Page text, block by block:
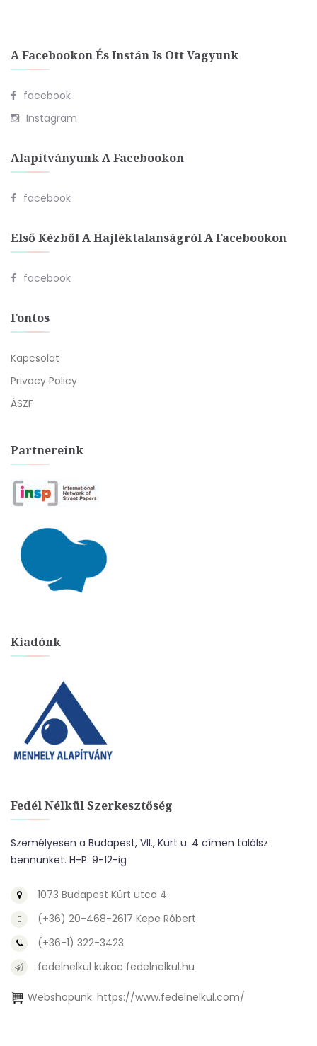
A Facebookon És Instán Is Ott Vagyunk
facebook
Instagram
Alapítványunk A Facebookon
facebook
Első Kézből A Hajléktalanságról A Facebookon
facebook
Fontos
Kapcsolat
Privacy Policy
ÁSZF
Partnereink
Kiadónk
Fedél Nélkül Szerkesztőség
Személyesen a Budapest, VII., Kürt u. 4 címen találsz
bennünket. H-P: 9-12-ig
1073 Budapest Kürt utca 4.
(+36) 20-468-2617 Kepe Róbert
(+36-1) 322-3423
fedelnelkul kukac fedelnelkul.hu
Webshopunk: https://www.fedelnelkul.com/